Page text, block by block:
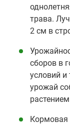
трава.
2 см в
сборов в
условий
урожай
Кормовая